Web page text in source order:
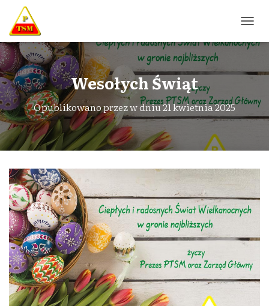
R
Z
Ł
C
N
G
J
Ę
Wesołych Świąt
Opublikowano przezw dniu21 kwietnia 2025